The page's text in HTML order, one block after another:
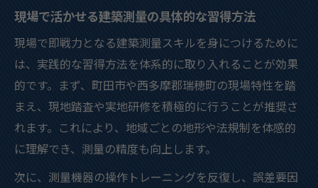
現場で活かせる建築測量の具体的な習得方法
現場で即戦力となる建築測量スキルを身につけるために
は、実践的な習得方法を体系的に取り入れることが効果
的です。まず、町田市や西多摩郡瑞穂町の現場特性を踏
まえ、現地踏査や実地研修を積極的に行うことが推奨さ
れます。これにより、地域ごとの地形や法規制を体感的
に理解でき、測量の精度も向上します。
次に、測量機器の操作トレーニングを反復し、誤差要因